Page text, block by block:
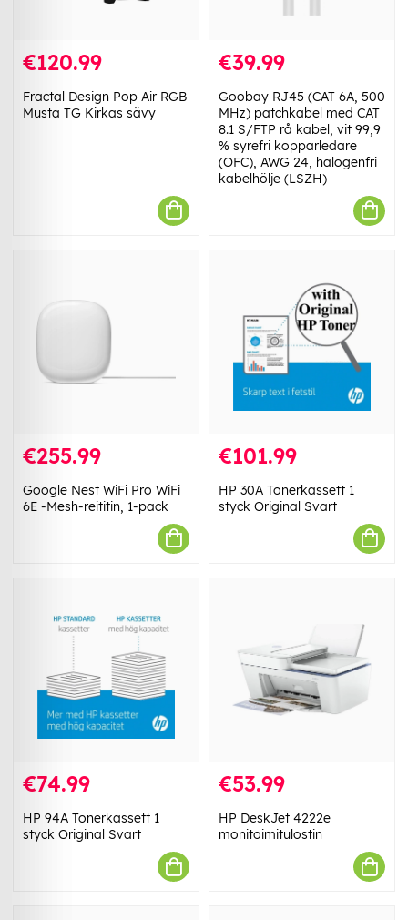
€120.99
Fractal Design Pop Air RGB
Musta TG Kirkas sävy
€39.99
Goobay RJ45 (CAT 6A, 500
MHz) patchkabel med CAT
8.1 S/FTP rå kabel, vit 99,9
% syrefri kopparledare
(OFC), AWG 24, halogenfri
kabelhölje (LSZH)
€255.99
Google Nest WiFi Pro WiFi
6E -Mesh-reititin, 1-pack
€101.99
HP 30A Tonerkassett 1
styck Original Svart
€74.99
HP 94A Tonerkassett 1
styck Original Svart
€53.99
HP DeskJet 4222e
monitoimitulostin